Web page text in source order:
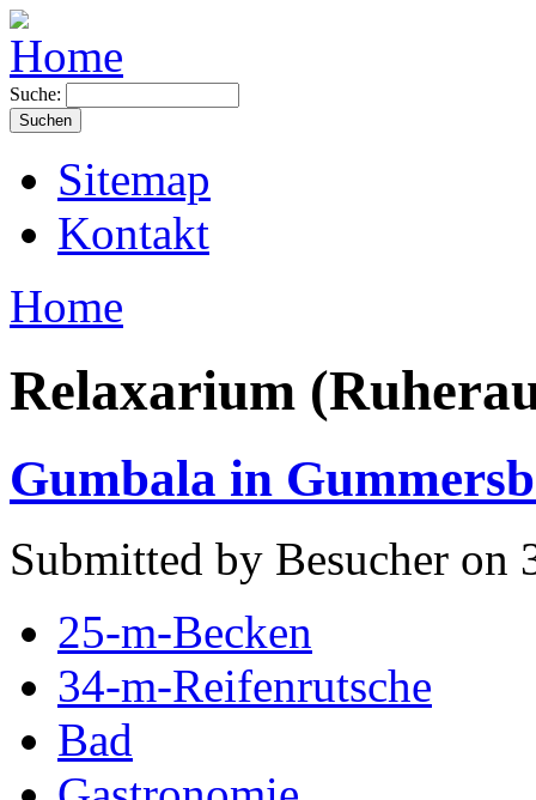
Suche:
Sitemap
Kontakt
Home
Relaxarium
Gumbala in
Submitted by Besucher on
25-m-Becken
34-m-Reifenrutsche
Bad